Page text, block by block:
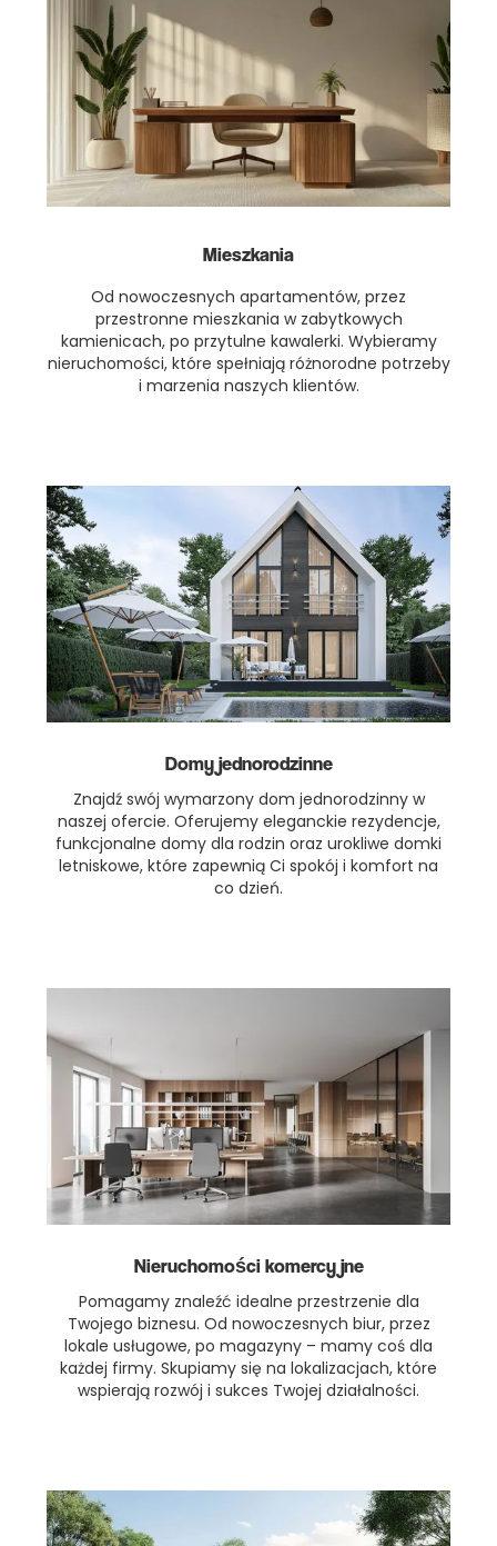
Mieszkania
Od nowoczesnych apartamentów, przez
przestronne mieszkania w zabytkowych
kamienicach, po przytulne kawalerki. Wybieramy
nieruchomości, które spełniają różnorodne potrzeby
i marzenia naszych klientów.
Domy jednorodzinne
Znajdź swój wymarzony dom jednorodzinny w
naszej ofercie. Oferujemy eleganckie rezydencje,
funkcjonalne domy dla rodzin oraz urokliwe domki
letniskowe, które zapewnią Ci spokój i komfort na
co dzień.
Nieruchomości komercyjne
Pomagamy znaleźć idealne przestrzenie dla
Twojego biznesu. Od nowoczesnych biur, przez
lokale usługowe, po magazyny – mamy coś dla
każdej firmy. Skupiamy się na lokalizacjach, które
wspierają rozwój i sukces Twojej działalności.